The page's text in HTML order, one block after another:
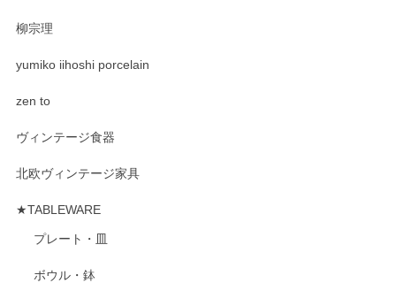
柳宗理
yumiko iihoshi porcelain
zen to
ヴィンテージ食器
北欧ヴィンテージ家具
★TABLEWARE
プレート・皿
ボウル・鉢